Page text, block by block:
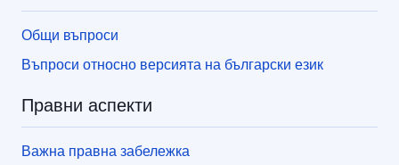
Общи въпроси
Въпроси относно версията на български език
Правни аспекти
Важна правна забележка